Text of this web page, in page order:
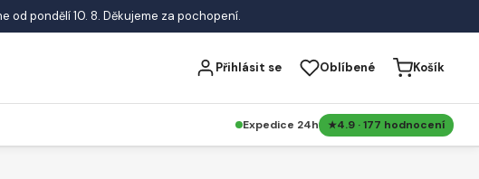
od pondělí 10. 8. Děkujeme za pochopení.
Přihlásit se Oblíbené Košík
Expedice 24h 4.9 · 177 hodnocení